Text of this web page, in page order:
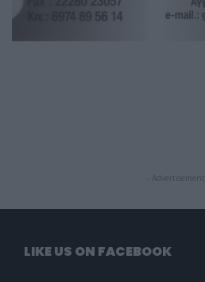
- Advertisement -
LIKE US ON FACEBOOK